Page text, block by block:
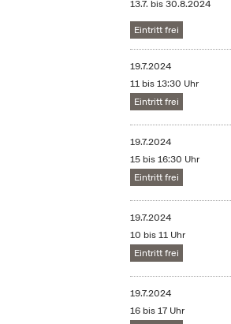
13.7. bis30.8.2024
Eintritt frei
19.7.2024
11 bis 13:30 Uhr
Eintritt frei
19.7.2024
15 bis 16:30 Uhr
Eintritt frei
19.7.2024
10 bis 11 Uhr
Eintritt frei
19.7.2024
16 bis 17 Uhr